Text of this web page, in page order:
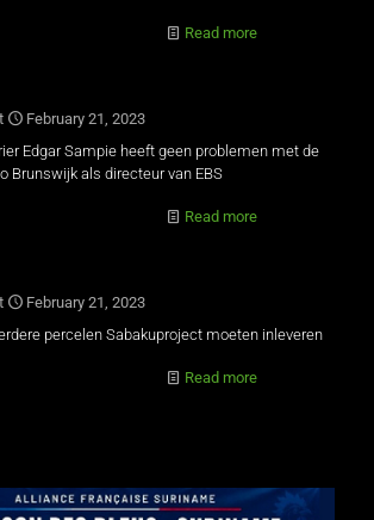
Read more
February 21, 2023
Edgar Sampie heeft geen problemen met de
Brunswijk als directeur van EBS
Read more
February 21, 2023
percelen Sabakuproject moeten inleveren
Read more